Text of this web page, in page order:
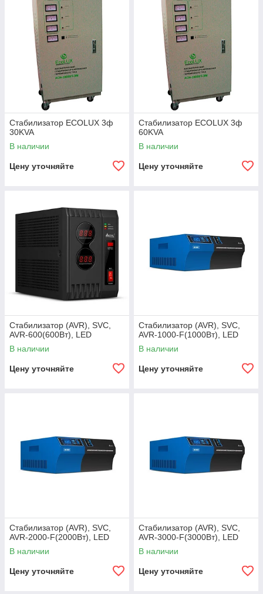
Стабилизатор ECOLUX 3ф
30KVA
В наличии
Цену уточняйте
Стабилизатор ECOLUX 3ф
60KVA
В наличии
Цену уточняйте
Стабилизатор (AVR), SVC,
AVR-600(600Вт), LED
В наличии
Цену уточняйте
Стабилизатор (AVR), SVC,
AVR-1000-F(1000Вт), LED
В наличии
Цену уточняйте
Стабилизатор (AVR), SVC,
AVR-2000-F(2000Вт), LED
В наличии
Цену уточняйте
Стабилизатор (AVR), SVC,
AVR-3000-F(3000Вт), LED
В наличии
Цену уточняйте